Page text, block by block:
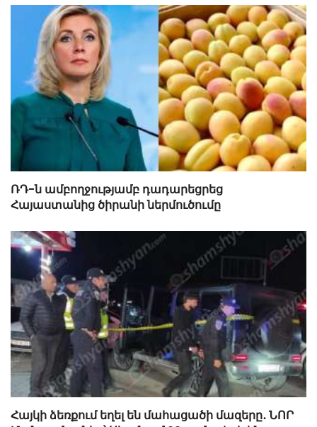
ՌԴ-ն ամբողջությամբ դադարեցրեց
Հայաստանից ծիրանի ներմուծումը
Հայկի ձեռքում եղել են մահացածի մազերը․ ՆՈՐ